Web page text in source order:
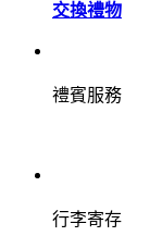
交換禮物
禮賓服務
行李寄存